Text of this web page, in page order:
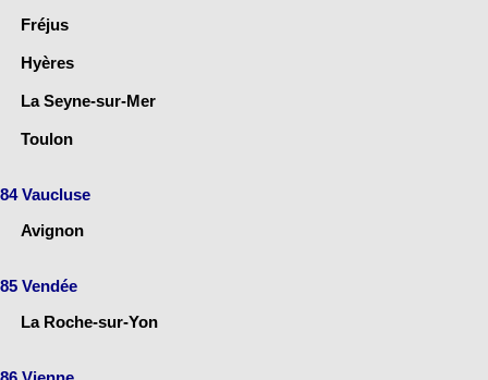
Fréjus
Hyères
La Seyne-sur-Mer
Toulon
84 Vaucluse
Avignon
85 Vendée
La Roche-sur-Yon